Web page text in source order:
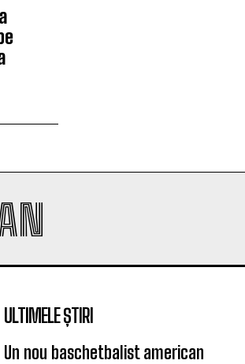
ULTIMELE ȘTIRI
Un nou baschetbalist american